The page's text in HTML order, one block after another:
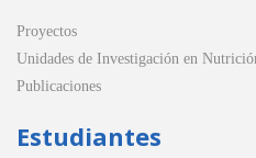
Proyectos
Unidades de Investigación en
Publicaciones
Estudiantes